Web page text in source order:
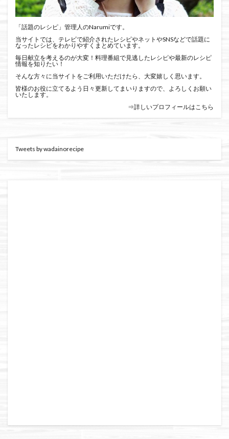
「話題のレシピ」管理人のNarumiです。
当サイトでは、テレビで紹介されたレシピやネットやSNSなどで話題に
なったレシピをわかりやすくまとめています。
毎日献立を考えるのが大変！料理番組で見逃したレシピや最新のレシピ
情報を知りたい！
そんな方々に当サイトをご利用いただけたら、大変嬉しく思います。
皆様のお役に立てるよう日々更新してまいりますので、よろしくお願い
いたします。
⇒詳しいプロフィールはこちら
Tweets by wadainorecipe